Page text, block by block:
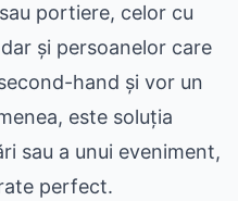
portiere, celor cu
și persoanelor care
hand și vor un
este soluția
sau a unui eveniment,
perfect.